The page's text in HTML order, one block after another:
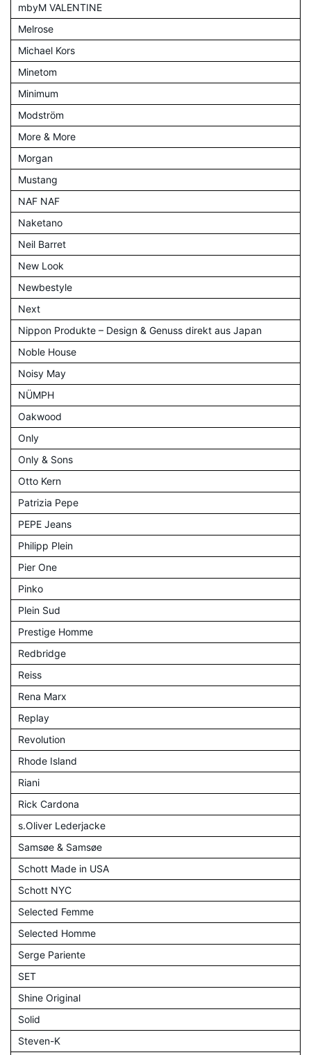
mbyM VALENTINE
Melrose
Michael Kors
Minetom
Minimum
Modström
More & More
Morgan
Mustang
NAF NAF
Naketano
Neil Barret
New Look
Newbestyle
Next
Nippon Produkte – Design & Genuss direkt aus Japan
Noble House
Noisy May
NÜMPH
Oakwood
Only
Only & Sons
Otto Kern
Patrizia Pepe
PEPE Jeans
Philipp Plein
Pier One
Pinko
Plein Sud
Prestige Homme
Redbridge
Reiss
Rena Marx
Replay
Revolution
Rhode Island
Riani
Rick Cardona
s.Oliver Lederjacke
Samsøe & Samsøe
Schott Made in USA
Schott NYC
Selected Femme
Selected Homme
Serge Pariente
SET
Shine Original
Solid
Steven-K